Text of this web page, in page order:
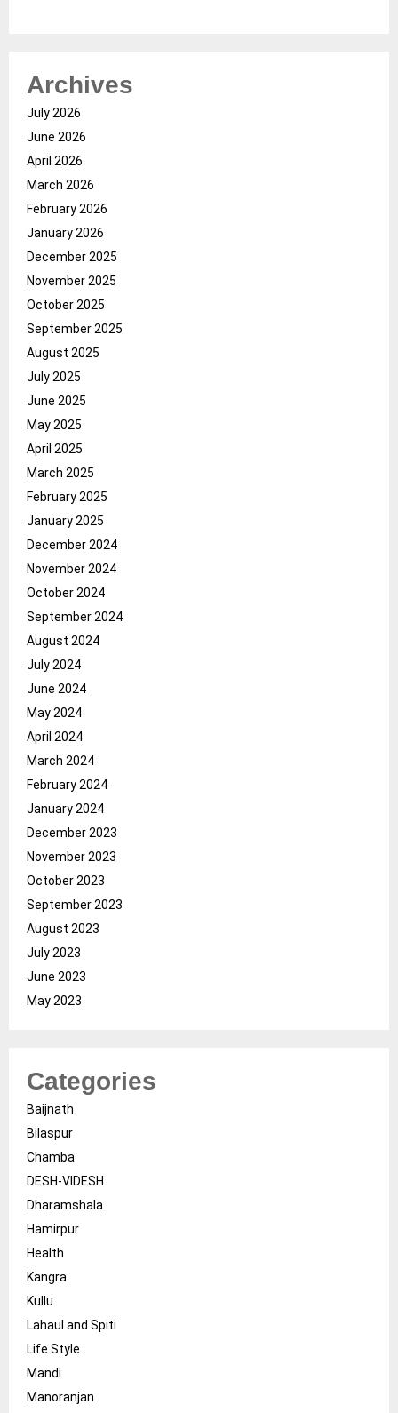
Archives
July 2026
June 2026
April 2026
March 2026
February 2026
January 2026
December 2025
November 2025
October 2025
September 2025
August 2025
July 2025
June 2025
May 2025
April 2025
March 2025
February 2025
January 2025
December 2024
November 2024
October 2024
September 2024
August 2024
July 2024
June 2024
May 2024
April 2024
March 2024
February 2024
January 2024
December 2023
November 2023
October 2023
September 2023
August 2023
July 2023
June 2023
May 2023
Categories
Baijnath
Bilaspur
Chamba
DESH-VIDESH
Dharamshala
Hamirpur
Health
Kangra
Kullu
Lahaul and Spiti
Life Style
Mandi
Manoranjan